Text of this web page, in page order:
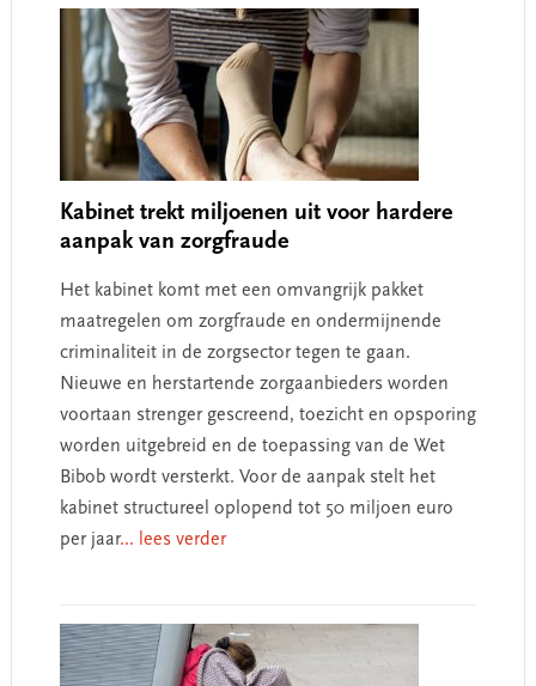
Kabinet trekt miljoenen uit voor hardere
aanpak van zorgfraude
Het kabinet komt met een omvangrijk pakket
maatregelen om zorgfraude en ondermijnende
criminaliteit in de zorgsector tegen te gaan.
Nieuwe en herstartende zorgaanbieders worden
voortaan strenger gescreend, toezicht en opsporing
worden uitgebreid en de toepassing van de Wet
Bibob wordt versterkt. Voor de aanpak stelt het
kabinet structureel oplopend tot 50 miljoen euro
per jaar... lees verder